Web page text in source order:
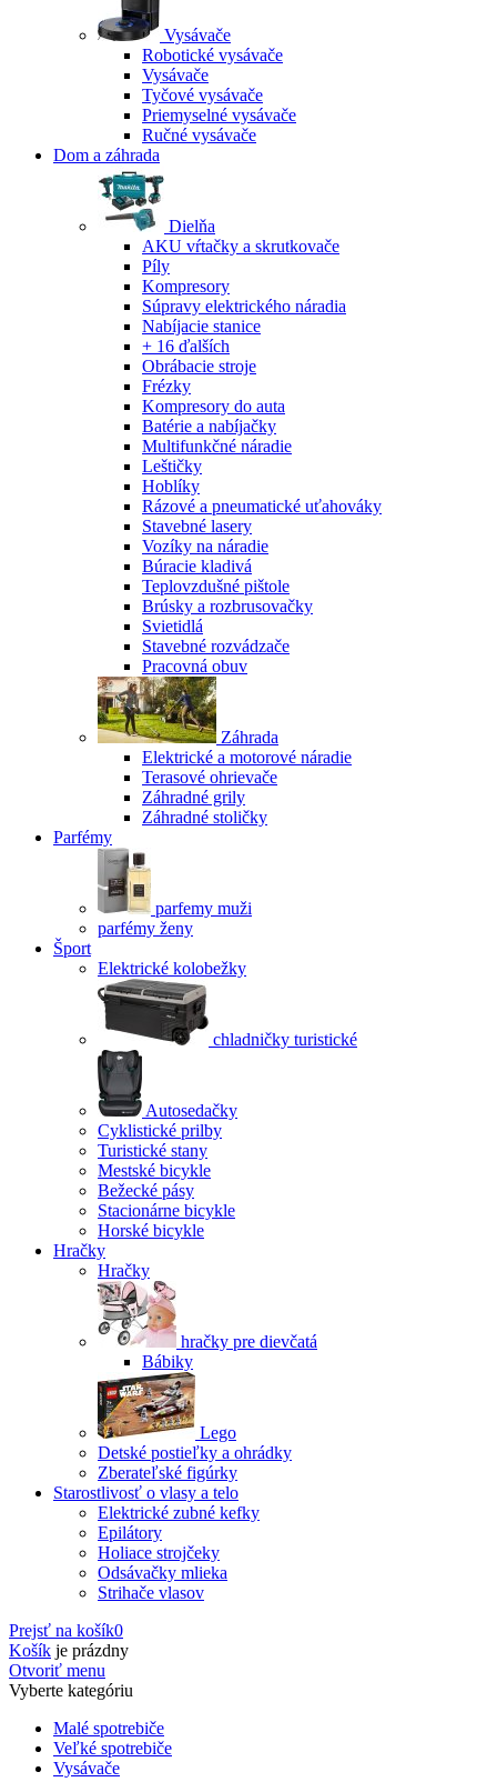
Vysávače
Robotické vysávače
Vysávače
Tyčové vysávače
Priemyselné vysávače
Ručné vysávače
Dom a záhrada
Dielňa
AKU vŕtačky a skrutkovače
Píly
Kompresory
Súpravy elektrického náradia
Nabíjacie stanice
+ 16 ďalších
Obrábacie stroje
Frézky
Kompresory do auta
Batérie a nabíjačky
Multifunkčné náradie
Leštičky
Hoblíky
Rázové a pneumatické uťahováky
Stavebné lasery
Vozíky na náradie
Búracie kladivá
Teplovzdušné pištole
Brúsky a rozbrusovačky
Svietidlá
Stavebné rozvádzače
Pracovná obuv
Záhrada
Elektrické a motorové náradie
Terasové ohrievače
Záhradné grily
Záhradné stoličky
Parfémy
parfemy muži
parfémy ženy
Šport
Elektrické kolobežky
chladničky turistické
Autosedačky
Cyklistické prilby
Turistické stany
Mestské bicykle
Bežecké pásy
Stacionárne bicykle
Horské bicykle
Hračky
Hračky
hračky pre dievčatá
Bábiky
Lego
Detské postieľky a ohrádky
Zberateľské figúrky
Starostlivosť o vlasy a telo
Elektrické zubné kefky
Epilátory
Holiace strojčeky
Odsávačky mlieka
Strihače vlasov
Prejsť na košík0
Košík je prázdny
Otvoriť menu
Vyberte kategóriu
Malé spotrebiče
Veľké spotrebiče
Vysávače